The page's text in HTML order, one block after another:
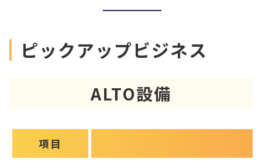
ピックアップビジネス
ALTO設備
項目